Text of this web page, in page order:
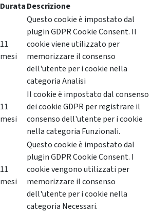
DurataDescrizione
11
mesi
Questo cookie è impostato dal
plugin GDPR Cookie Consent. Il
cookie viene utilizzato per
memorizzare il consenso
dell'utente per i cookie nella
categoria Analisi
11
mesi
Il cookie è impostato dal consenso
dei cookie GDPR per registrare il
consenso dell'utente per i cookie
nella categoria Funzionali.
11
mesi
Questo cookie è impostato dal
plugin GDPR Cookie Consent. I
cookie vengono utilizzati per
memorizzare il consenso
dell'utente per i cookie nella
categoria Necessari.